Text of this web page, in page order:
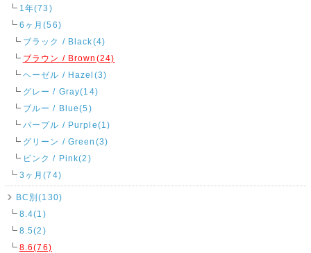
1年(73)
6ヶ月(56)
ブラック / Black(4)
ブラウン / Brown(24)
ヘーゼル / Hazel(3)
グレー / Gray(14)
ブルー / Blue(5)
パープル / Purple(1)
グリーン / Green(3)
ピンク / Pink(2)
3ヶ月(74)
BC別(130)
8.4(1)
8.5(2)
8.6(76)